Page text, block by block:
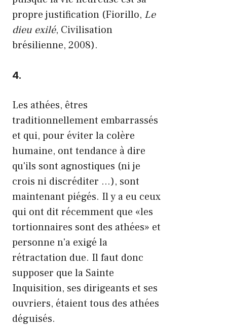
propre justification (Fiorillo, Le
dieu exilé, Civilisation
brésilienne, 2008).
4.
Les athées, êtres
traditionnellement embarrassés
et qui, pour éviter la colère
humaine, ont tendance à dire
qu'ils sont agnostiques (ni je
crois ni discréditer …), sont
maintenant piégés. Il y a eu ceux
qui ont dit récemment que «les
tortionnaires sont des athées» et
personne n'a exigé la
rétractation due. Il faut donc
supposer que la Sainte
Inquisition, ses dirigeants et ses
ouvriers, étaient tous des athées
déguisés.